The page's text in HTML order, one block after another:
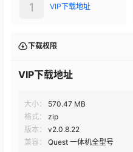
VIP下载地址
1
下载权限
VIP下载地址
大小：
570.47 MB
格式：
zip
版本：
v2.0.8.22
兼容：
Quest 一体机全型号